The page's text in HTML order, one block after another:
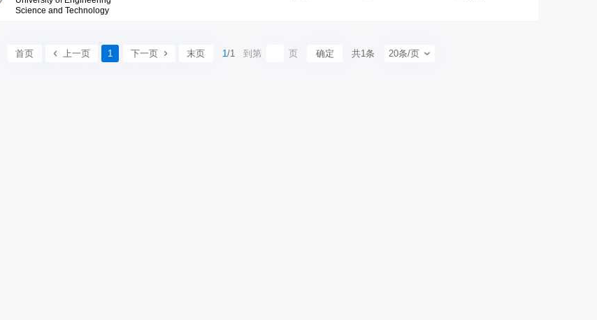
Science and Technology
首页 上一页 1 下一页 末页 1/1 到第 页 确定 共1条 20条/页